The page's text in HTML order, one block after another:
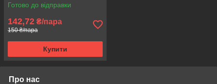
Готово до відправки
142,72 ₴/пара
150 ₴/пара
Купити
Про нас